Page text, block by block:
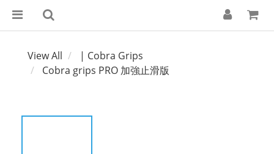
View All
| Cobra Grips
Cobra grips PRO 加強止滑版